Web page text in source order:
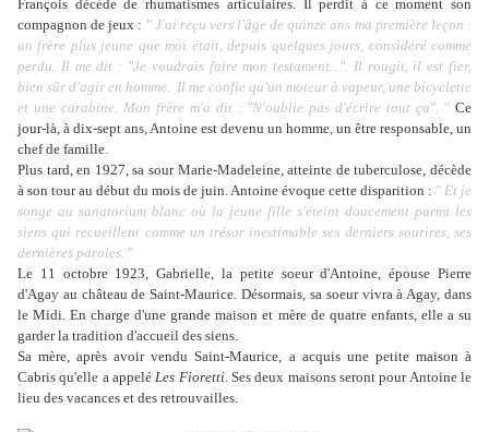
François décède de rhumatismes articulaires. Il perdit à ce moment son
compagnon de jeux : "J'ai reçu vers l'âge de quinze ans ma première leçon :
un frère plus jeune que moi était, depuis quelques jours, considéré comme
perdu. Il me dit : "Je voudrais faire mon testament...". Il rougit, il est fier,
bien sûr d'agir en homme. Il me confie qu'un moteur à vapeur, une bicyclette
et une carabine. Mon frère m'a dit : "N'oublie pas d'écrire tout ça". " Ce
jour-là, à dix-sept ans, Antoine est devenu un homme, un être responsable, un
chef de famille.
Plus tard, en 1927, sa sour Marie-Madeleine, atteinte de tuberculose, décède
à son tour au début du mois de juin. Antoine évoque cette disparition : " Et je
songe au sanatorium blanc où la jeune fille s'éteint doucement parmi les
siens qui recueillent comme un trésor inestimable ses derniers sourires, ses
dernières paroles. "
Le 11 octobre 1923, Gabrielle, la petite soeur d'Antoine, épouse Pierre
d'Agay au château de Saint-Maurice. Désormais, sa soeur vivra à Agay, dans
le Midi. En charge d'une grande maison et mère de quatre enfants, elle a su
garder la tradition d'accueil des siens.
Sa mère, après avoir vendu Saint-Maurice, a acquis une petite maison à
Cabris qu'elle a appeléLes Fioretti. Ses deux maisons seront pour Antoine le
lieu des vacances et des retrouvailles.